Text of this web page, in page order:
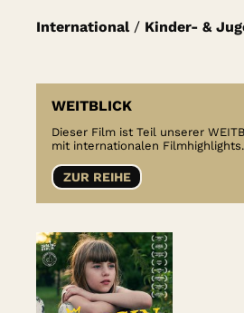
International/ Kinder- &
WEITBLICK
Dieser Film ist Teil unserer
mit internationalen Filmhighlights.
ZUR REIHE